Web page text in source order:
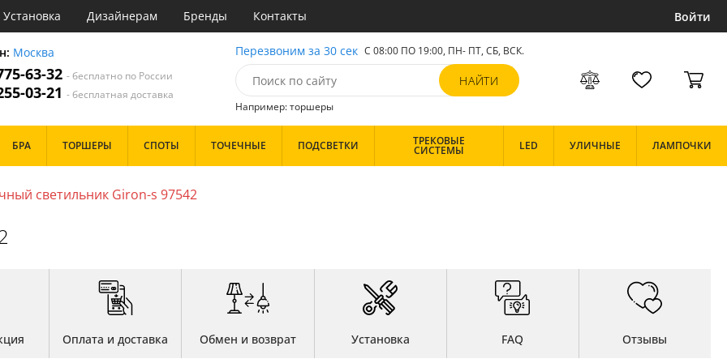
Установка Дизайнерам Бренды Контакты Войти
Москва
63-32- бесплатно по России
03-21- бесплатная доставка
Перезвоним за 30 сек С 08:00 ПО 19:00, ПН- ПТ, СБ, ВСК.
Например: торшеры
Золото
БРА ТОРШЕРЫ СПОТЫ ТОЧЕЧНЫЕ ПОДСВЕТКИ ТРЕКОВЫЕ
СИСТЕМЫ LED УЛИЧНЫЕ ЛАМПОЧКИ
светильник Giron-s 97542
Оплата и доставка Обмен и возврат Установка FAQ Отзывы